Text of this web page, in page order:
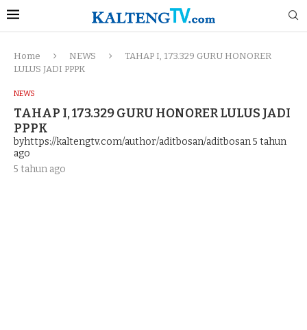
Home NEWS
TAHAP I, 173.329 GURU HONORER
LULUS JADI PPPK
NEWS
TAHAP I, 173.329 GURU HONORER LULUS JADI
PPPK
byhttps://kaltengtv.com/author/aditbosan/aditbosan5 tahun
ago
5 tahun ago